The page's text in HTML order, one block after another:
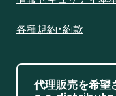
各種規約・約款
代理販売を希望